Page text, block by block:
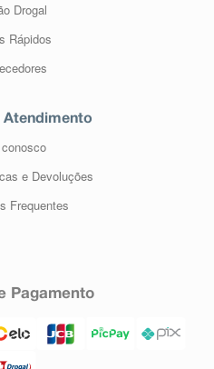
Drogal
Rápidos
Atendimento
e Devoluções
Frequentes
Pagamento